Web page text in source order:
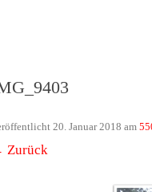
Neuste von
20. Januar 2018 am
Zurück